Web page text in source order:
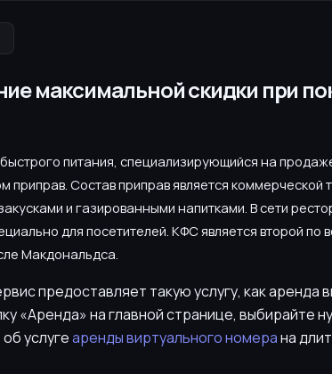
максимальной скидки при
питания, специализирующийся на
приправ. Состав приправ является коммерческой
и газированными напитками. В сети
для посетителей. КФС является второй по
Макдональдса.
предоставляет такую услугу, как аренда
«Аренда» на главной странице, выбирайте
услугеаренды виртуального номерана